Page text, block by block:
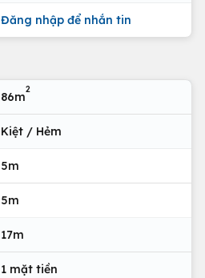
Đăng nhập để nhắn tin
86m
2
Kiệt / Hẻm
5m
5m
17m
1 mặt tiền